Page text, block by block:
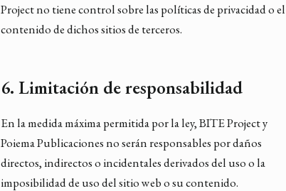
Project no tiene control sobre las políticas de privacidad o el
contenido de dichos sitios de terceros.
6. Limitación de responsabilidad
En la medida máxima permitida por la ley, BITE Project y
Poiema Publicaciones no serán responsables por daños
directos, indirectos o incidentales derivados del uso o la
imposibilidad de uso del sitio web o su contenido.